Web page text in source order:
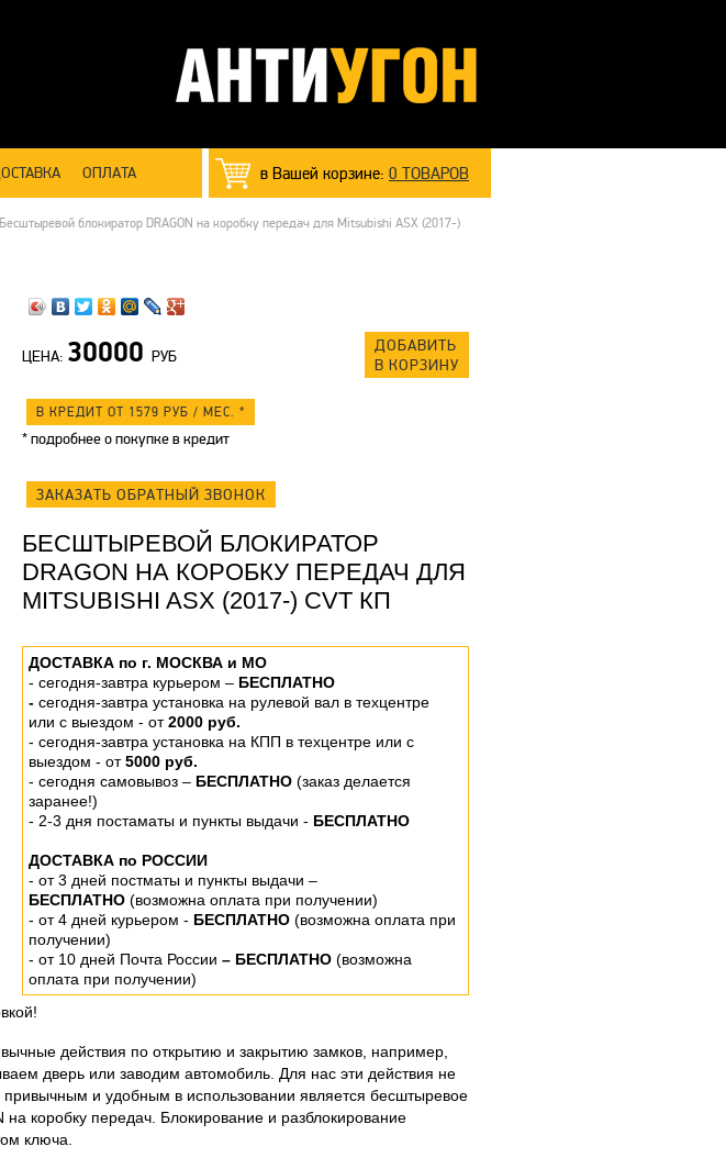
в Вашей корзине: 0 ТОВАРОВ
ОПЛАТА
Бесштыревой блокиратор DRAGON на коробку передач для Mitsubishi ASX (2017-)
ЦЕНА: 30000 РУБ
ДОБАВИТЬ
В КОРЗИНУ
В КРЕДИТ ОТ 1579 РУБ / МЕС. *
*подробнее о покупке в кредит
ЗАКАЗАТЬ ОБРАТНЫЙ ЗВОНОК
БЕСШТЫРЕВОЙ БЛОКИРАТОР
DRAGON НА КОРОБКУ ПЕРЕДАЧ ДЛЯ
MITSUBISHI ASX (2017-) CVT КП
ДОСТАВКА по г. МОСКВА и МО
- сегодня-завтра курьером – БЕСПЛАТНО
- сегодня-завтра установка на рулевой вал в техцентре
или с выездом - от2000 руб.
- сегодня-завтра установка на КПП в техцентре или с
выездом - от5000 руб.
- сегодня самовывоз – БЕСПЛАТНО (заказ делается
заранее!)
- 2-3 дня постаматы и пункты выдачи - БЕСПЛАТНО
ДОСТАВКА по РОССИИ
- от 3 дней постматы и пункты выдачи –
БЕСПЛАТНО (возможна оплата при получении)
- от 4 дней курьером - БЕСПЛАТНО (возможна оплата при
получении)
- от 10 дней Почта России – БЕСПЛАТНО (возможна
оплата при получении)
действия по открытию и закрытию замков, например,
дверь или заводим автомобиль. Для нас эти действия не
привычным и удобным в использовании является бесштыревое
на коробку передач. Блокирование и разблокирование
ключа.